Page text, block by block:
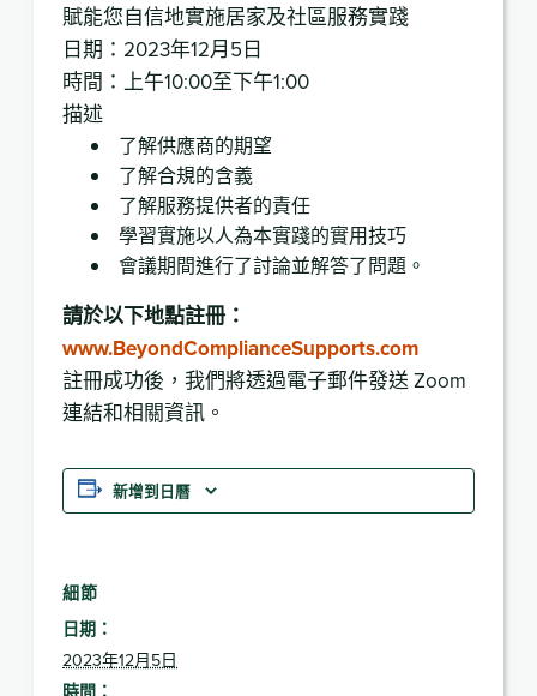
賦能您自信地實施居家及社區服務實踐
日期：2023年12月5日
時間：上午10:00至下午1:00
描述
了解供應商的期望
了解合規的含義
了解服務提供者的責任
學習實施以人為本實踐的實用技巧
會議期間進行了討論並解答了問題。
請於以下地點註冊：
www.BeyondComplianceSupports.com
註冊成功後，我們將透過電子郵件發送 Zoom
連結和相關資訊。
新增到日曆
細節
日期：
2023年12月5日
時間：